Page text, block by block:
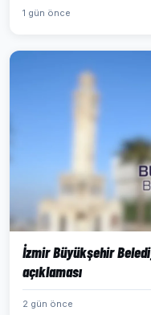
1 gün önce
İzmir Büyükşehir
açıklaması
2 gün önce